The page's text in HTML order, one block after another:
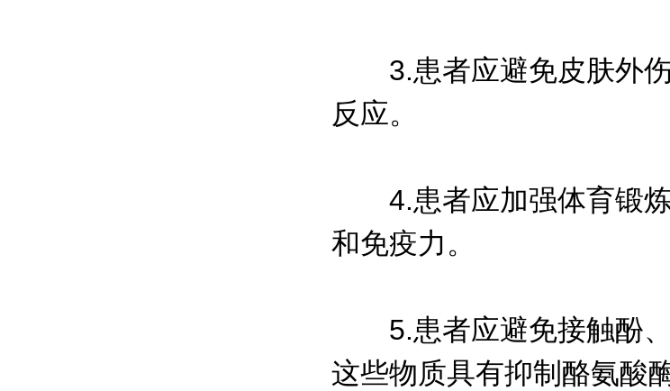
3.患者应避免皮肤外伤
反应。
4.患者应加强体育锻炼
和免疫力。
5.患者应避免接触酚、
这些物质具有抑制酪氨酸